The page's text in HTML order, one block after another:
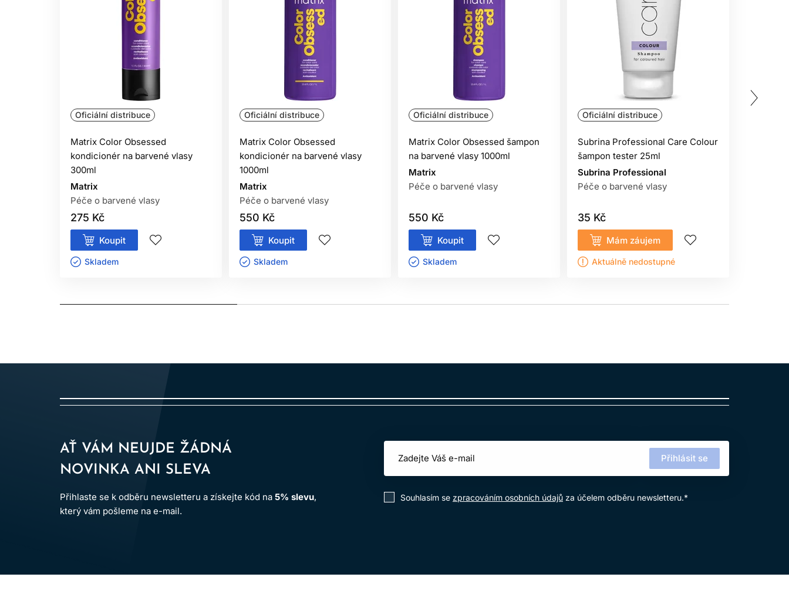
Oficiální distribuce
Matrix Color Obsessed
kondicionér na barvené vlasy
300ml
Matrix
Péče o barvené vlasy
275 Kč
Koupit
Skladem ㅤ
Oficiální distribuce
Matrix Color Obsessed
kondicionér na barvené vlasy
1000ml
Matrix
Péče o barvené vlasy
550 Kč
Koupit
Skladem ㅤ
Oficiální distribuce
Matrix Color Obsessed šampon
na barvené vlasy 1000ml
Matrix
Péče o barvené vlasy
550 Kč
Koupit
Skladem ㅤ
Oficiální distribuce
Subrina Professional Care Colour
šampon tester 25ml
Subrina Professional
Péče o barvené vlasy
35 Kč
Mám záujem
Aktuálně nedostupné
Oficiální
AŤ VÁM NEUJDE ŽÁDNÁ
NOVINKA ANI SLEVA
Přihlaste se k odběru newsletteru a získejte kód na 5% slevu,
který vám pošleme na e-mail.
Přihlásit se
Souhlasím se zpracováním osobních údajů za účelem odběru newsletteru.*